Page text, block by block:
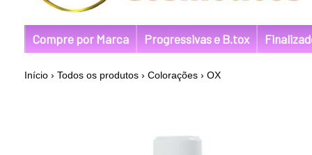
Compre por Marca Progressivas e B.tox
Início › Todos os produtos › Colorações › OX